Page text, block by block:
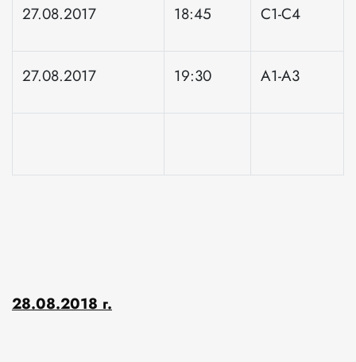
27.08.2017 18:45 C1-C4
27.08.2017 19:30 A1-A3
28.08.2018 г.